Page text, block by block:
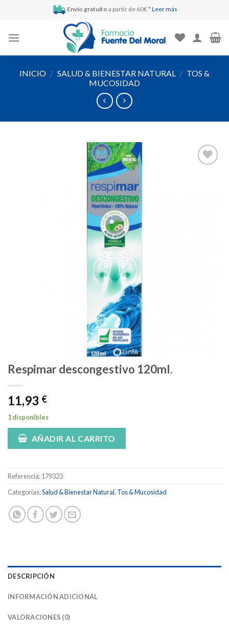
Envío gratuito a partir de 60€ * Leer más
INICIO / SALUD & BIENESTAR NATURAL / TOS &
MUCOSIDAD
Respimar descongestivo 120ml.
11,93 €
1 disponibles
AÑADIR AL CARRITO
Referencia:179323
Categorías:Salud & Bienestar Natural, Tos & Mucosidad
DESCRIPCIÓN
INFORMACIÓN ADICIONAL
VALORACIONES (0)